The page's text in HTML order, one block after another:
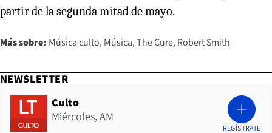
partir de la segunda mitad de mayo.
Más sobre: Música culto Música The Cure Robert Smith
NEWSLETTER
Culto
Miércoles, AM
REGÍSTRATE